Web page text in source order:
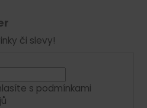
či slevy!
s podmínkami